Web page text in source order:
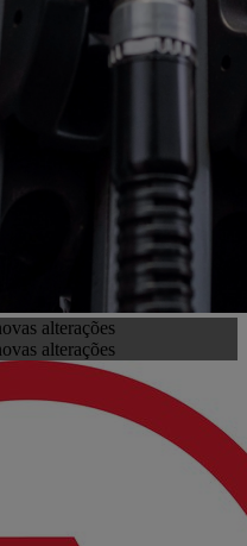
alterações
alterações